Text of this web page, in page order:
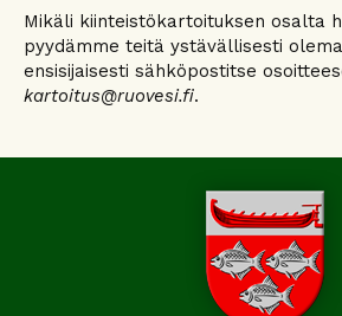
Mikäli kiinteistökartoituksen osalta
pyydämme teitä ystävällisesti
ensisijaisesti sähköpostitse
kartoitus@ruovesi.fi.